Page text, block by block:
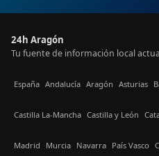
24h Aragón
Tu fuente de información local
España Andalucía Aragón Asturias
Castilla La-Mancha Castilla y León
Madrid Murcia Navarra País Vasco